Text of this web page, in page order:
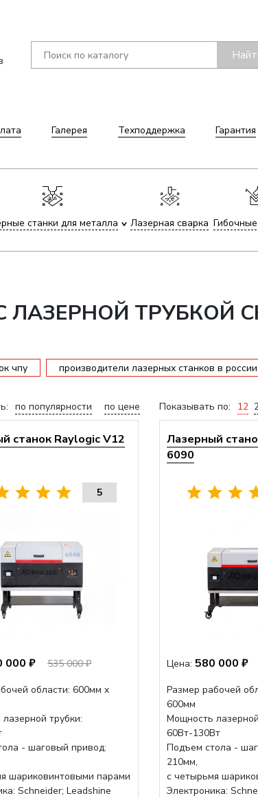
Галерея Техподдержка Гарантия
станки для металла Лазерная сварка
ТРУБКОЙ
чпу производители лазерных станков в россии
по популярности по цене Показывать по: 12
станок Raylogic V12
5
000 ₽
535 000 ₽
области: 600мм x
трубки:
- шаговый привод:
шариковинтовыми парами
Schneider; Leadshine
Лазерный
6090
Цена: 580 000 ₽
Размер рабочей
600мм
Мощность
60Вт-130Вт
Подъем стола -
210мм,
с четырьмя
Электроника: